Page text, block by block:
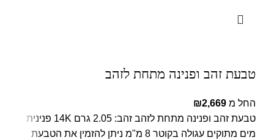
טבעת זהב ופנינה מתחת לזהב
החל מ ₪2,669
טבעת זהב ופנינה מתחת לזהב זהב: 2.05 גרם 14K פנינית
מים מתוקים עגולה בקוטר 8 מ"מ ניתן להזמין את הטבעת